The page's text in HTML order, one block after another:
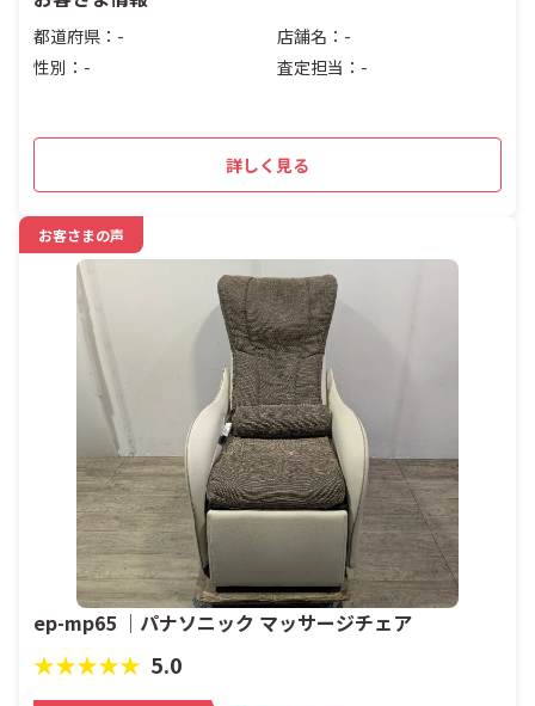
都道府県：-
店舗名：-
性別：-
査定担当：-
詳しく見る
お客さまの声
ep-mp65 ｜パナソニック マッサージチェア
★★★★★ 5.0